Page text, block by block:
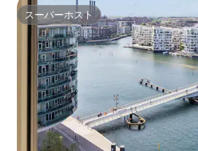
スーパーホスト
スーパーホスト